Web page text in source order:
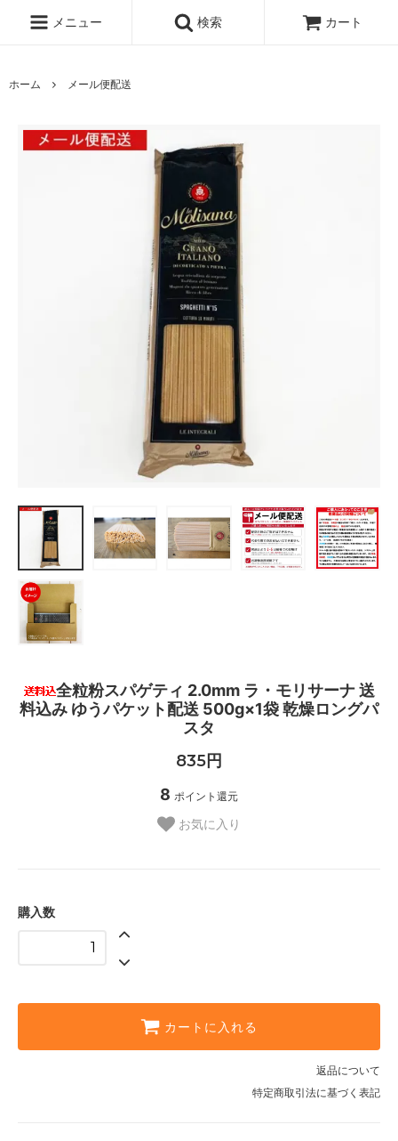
メニュー 検索 カート
ホーム メール便配送
全粒粉スパゲティ 2.0mm ラ・モリサーナ 送
料込み ゆうパケット配送 500g×1袋 乾燥ロングパ
スタ
835円
8 ポイント還元
お気に入り
購入数
カートに入れる
返品について
特定商取引法に基づく表記